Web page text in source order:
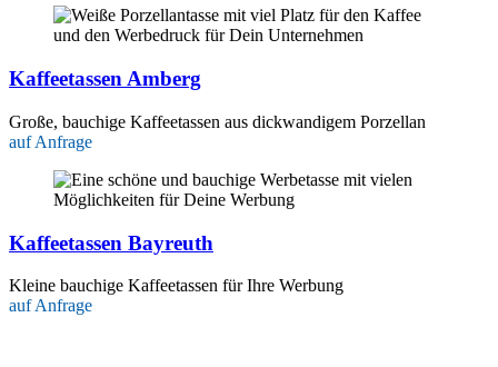
Kaffeetassen Amberg
Große, bauchige Kaffeetassen aus dickwandigem Porzellan
auf Anfrage
Kaffeetassen Bayreuth
Kleine bauchige Kaffeetassen für Ihre Werbung
auf Anfrage